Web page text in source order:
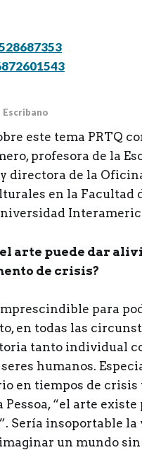
este tema PRTQ
profesora de la
directora de la
en la Facultad
el arte puede dar
de crisis?
para
en todas las
tanto individual
humanos.
en tiempos de crisis
Pessoa, “el arte existe
Sería insoportable la
un mundo